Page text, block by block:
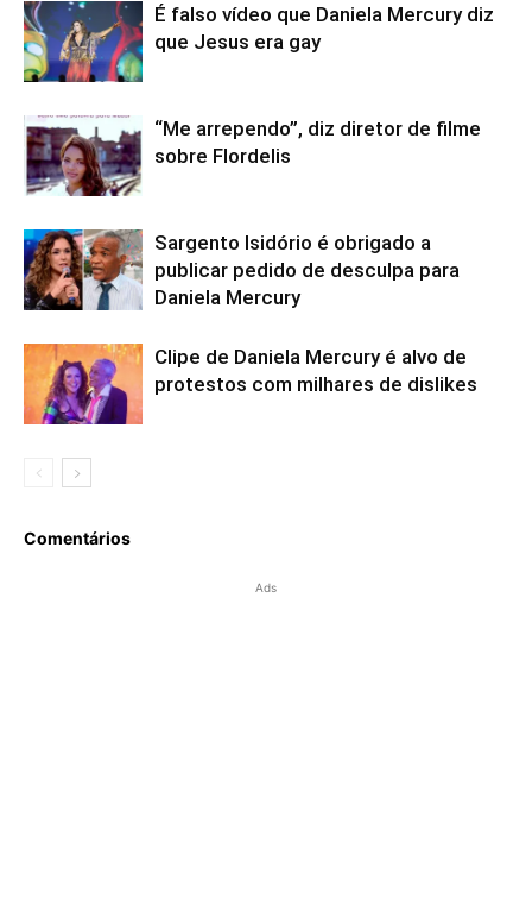
É falso vídeo que Daniela Mercury diz
que Jesus era gay
“Me arrependo”, diz diretor de filme
sobre Flordelis
Sargento Isidório é obrigado a
publicar pedido de desculpa para
Daniela Mercury
Clipe de Daniela Mercury é alvo de
protestos com milhares de dislikes
Comentários
Ads